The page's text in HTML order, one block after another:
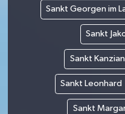
Sankt Georgen im
Sankt
Sankt
Sankt Leonhard
Sankt